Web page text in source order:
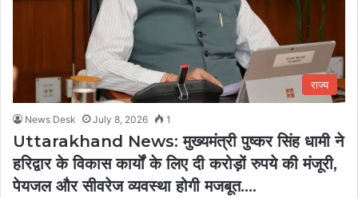
राज्य
News Desk July 8, 2026 1
Uttarakhand News: मुख्यमंत्री पुष्कर सिंह धामी ने
हरिद्वार के विकास कार्यों के लिए दी करोड़ों रुपये की मंजूरी,
पेयजल और सीवरेज व्यवस्था होगी मजबूत….